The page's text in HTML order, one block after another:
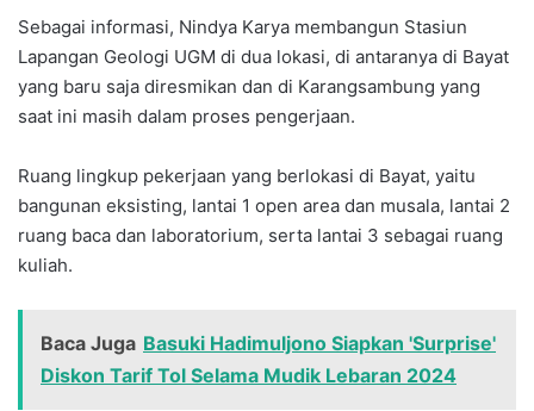
Sebagai informasi, Nindya Karya membangun Stasiun
Lapangan Geologi UGM di dua lokasi, di antaranya di Bayat
yang baru saja diresmikan dan di Karangsambung yang
saat ini masih dalam proses pengerjaan.
Ruang lingkup pekerjaan yang berlokasi di Bayat, yaitu
bangunan eksisting, lantai 1 open area dan musala, lantai 2
ruang baca dan laboratorium, serta lantai 3 sebagai ruang
kuliah.
Baca Juga Basuki Hadimuljono Siapkan 'Surprise'
Diskon Tarif Tol Selama Mudik Lebaran 2024